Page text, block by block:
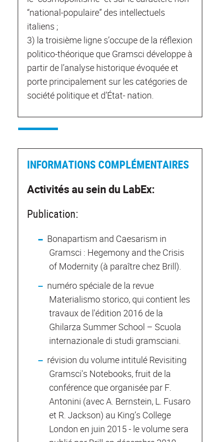
“national-populaire” des intellectuels
italiens ;
3) la troisième ligne s’occupe de la réflexion
politico-théorique que Gramsci développe à
partir de l’analyse historique évoquée et
porte principalement sur les catégories de
société politique et d’État- nation.
INFORMATIONS COMPLÉMENTAIRES
Activités au sein du LabEx:
Publication:
Bonapartism and Caesarism in
Gramsci : Hegemony and the Crisis
of Modernity (à paraître chez Brill).
numéro spéciale de la revue
Materialismo storico, qui contient les
travaux de l'édition 2016 de la
Ghilarza Summer School – Scuola
internazionale di studi gramsciani.
révision du volume intitulé Revisiting
Gramsci's Notebooks, fruit de la
conférence que organisée par F.
Antonini (avec A. Bernstein, L. Fusaro
et R. Jackson) au King’s College
London en juin 2015 - le volume sera